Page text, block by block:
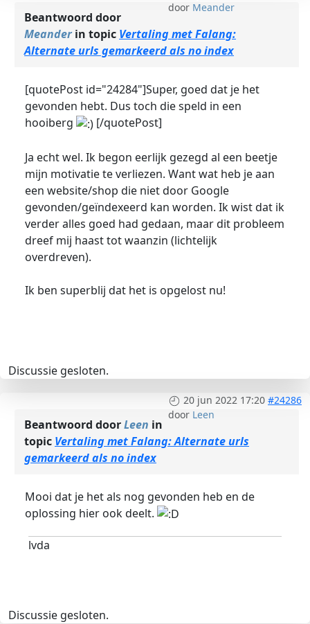
door Meander
Beantwoord door
Meanderin topic Vertaling met Falang:
Alternate urls gemarkeerd als no index
[quotePost id="24284"]Super, goed dat je het
gevonden hebt. Dus toch die speld in een
hooiberg
[/quotePost]
Ja echt wel. Ik begon eerlijk gezegd al een beetje
mijn motivatie te verliezen. Want wat heb je aan
een website/shop die niet door Google
gevonden/geïndexeerd kan worden. Ik wist dat ik
verder alles goed had gedaan, maar dit probleem
dreef mij haast tot waanzin (lichtelijk
overdreven).
Ik ben superblij dat het is opgelost nu!
Discussie gesloten.
20 jun 2022 17:20 #24286
door Leen
Beantwoord doorLeen in
topic Vertaling met Falang: Alternate urls
gemarkeerd als no index
Mooi dat je het als nog gevonden heb en de
oplossing hier ook deelt.
lvda
Discussie gesloten.